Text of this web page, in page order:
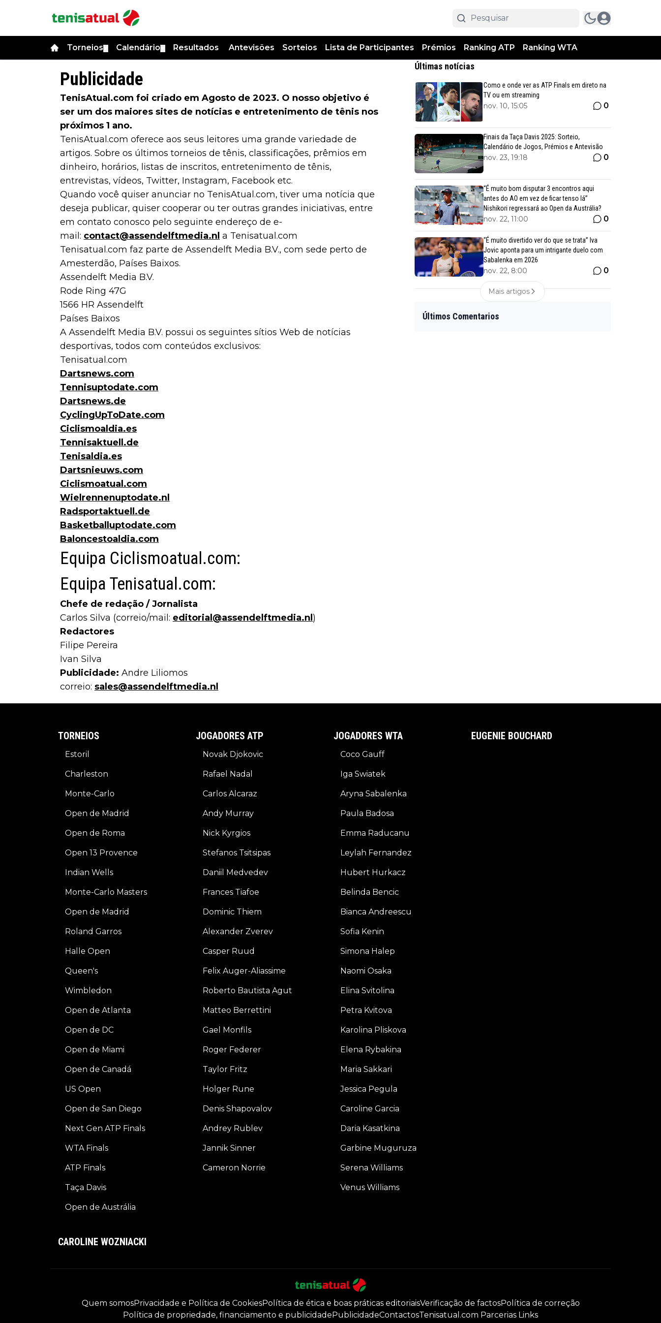
Torneios Calendário Resultados Antevisões Sorteios Lista de Participantes Prémios Ranking ATP Ranking WTA
Publicidade
TenisAtual.com foi criado em Agosto de 2023. O nosso objetivo é
ser um dos maiores sites de notícias e entretenimento de tênis nos
próximos 1 ano.
TenisAtual.com oferece aos seus leitores uma grande variedade de
artigos. Sobre os últimos torneios de tênis, classificações, prêmios em
dinheiro, horários, listas de inscritos, entretenimento de tênis,
entrevistas, vídeos, Twitter, Instagram, Facebook etc.
Quando você quiser anunciar no TenisAtual.com, tiver uma notícia que
deseja publicar, quiser cooperar ou ter outras grandes iniciativas, entre
em contato conosco pelo seguinte endereço de e-
mail: contact@assendelftmedia.nl a Tenisatual.com
Tenisatual.com faz parte de Assendelft Media B.V., com sede perto de
Amesterdão, Países Baixos.
Assendelft Media B.V.
Rode Ring 47G
1566 HR Assendelft
Países Baixos
A Assendelft Media B.V. possui os seguintes sítios Web de notícias
desportivas, todos com conteúdos exclusivos:
Tenisatual.com
Dartsnews.com
Tennisuptodate.com
Dartsnews.de
CyclingUpToDate.com
Ciclismoaldia.es
Tennisaktuell.de
Tenisaldia.es
Dartsnieuws.com
Ciclismoatual.com
Wielrennenuptodate.nl
Radsportaktuell.de
Basketballuptodate.com
Baloncestoaldia.com
Equipa Ciclismoatual.com:
Equipa Tenisatual.com:
Chefe de redação / Jornalista
Carlos Silva (correio/mail: editorial@assendelftmedia.nl )
Redactores
Filipe Pereira
Ivan Silva
Publicidade: Andre Liliomos
correio: sales@assendelftmedia.nl
Últimas notícias
Como e onde ver as ATP Finals em direto na
TV ou em streaming
nov. 10, 15:05 0
Finais da Taça Davis 2025: Sorteio,
Calendário de Jogos, Prémios e Antevisão
nov. 23, 19:18 0
“É muito bom disputar 3 encontros aqui
antes do AO em vez de ficar tenso lá”
Nishikori regressará ao Open da Austrália?
nov. 22, 11:00 0
“É muito divertido ver do que se trata” Iva
Jovic aponta para um intrigante duelo com
Sabalenka em 2026
nov. 22, 8:00 0
Mais artigos
Últimos Comentarios
TORNEIOS
Estoril
Charleston
Monte-Carlo
Open de Madrid
Open de Roma
Open 13 Provence
Indian Wells
Monte-Carlo Masters
Open de Madrid
Roland Garros
Halle Open
Queen's
Wimbledon
Open de Atlanta
Open de DC
Open de Miami
Open de Canadá
US Open
Open de San Diego
Next Gen ATP Finals
WTA Finals
ATP Finals
Taça Davis
Open de Austrália
JOGADORES ATP
Novak Djokovic
Rafael Nadal
Carlos Alcaraz
Andy Murray
Nick Kyrgios
Stefanos Tsitsipas
Daniil Medvedev
Frances Tiafoe
Dominic Thiem
Alexander Zverev
Casper Ruud
Felix Auger-Aliassime
Roberto Bautista Agut
Matteo Berrettini
Gael Monfils
Roger Federer
Taylor Fritz
Holger Rune
Denis Shapovalov
Andrey Rublev
Jannik Sinner
Cameron Norrie
JOGADORES WTA
Coco Gauff
Iga Swiatek
Aryna Sabalenka
Paula Badosa
Emma Raducanu
Leylah Fernandez
Hubert Hurkacz
Belinda Bencic
Bianca Andreescu
Sofia Kenin
Simona Halep
Naomi Osaka
Elina Svitolina
Petra Kvitova
Karolina Pliskova
Elena Rybakina
Maria Sakkari
Jessica Pegula
Caroline Garcia
Daria Kasatkina
Garbine Muguruza
Serena Williams
Venus Williams
EUGENIE BOUCHARD
CAROLINE WOZNIACKI
Quem somosPrivacidade e Política de CookiesPolítica de ética e boas práticas editoriaisVerificação de factosPolítica de correção
Política de propriedade, financiamento e publicidadePublicidadeContactosTenisatual.com Parcerias Links